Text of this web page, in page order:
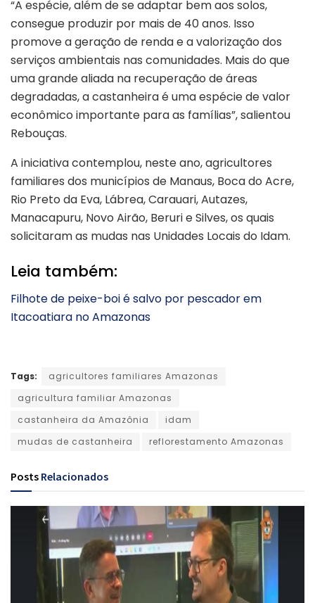
“A espécie, além de se adaptar bem aos solos,
consegue produzir por mais de 40 anos. Isso
promove a geração de renda e a valorização dos
serviços ambientais nas comunidades. Mais do que
uma grande aliada na recuperação de áreas
degradadas, a castanheira é uma espécie de valor
econômico importante para as famílias”, salientou
Rebouças.
A iniciativa contemplou, neste ano, agricultores
familiares dos municípios de Manaus, Boca do Acre,
Rio Preto da Eva, Lábrea, Carauari, Autazes,
Manacapuru, Novo Airão, Beruri e Silves, os quais
solicitaram as mudas nas Unidades Locais do Idam.
Leia também:
Filhote de peixe-boi é salvo por pescador em
Itacoatiara no Amazonas
Tags:
agricultores familiares Amazonas
agricultura familiar Amazonas
castanheira da Amazônia
idam
mudas de castanheira
reflorestamento Amazonas
Posts Relacionados